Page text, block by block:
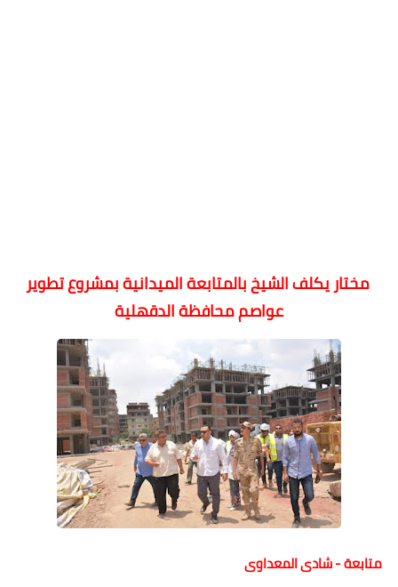
مختار يكلف الشيخ بالمتابعة الميدانية بمشروع تطوير
عواصم محافظة الدقهلية
متابعة - شادى المعداوى